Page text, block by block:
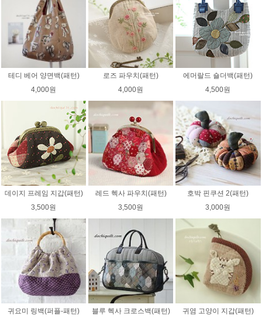
테디 베어 양면백(패턴)
4,000원
로즈 파우치(패턴)
4,000원
에머랄드 숄더백(패턴)
4,500원
데이지 프레임 지갑(패턴)
3,500원
레드 헥사 파우치(패턴)
3,500원
호박 핀쿠션 2(패턴)
3,000원
귀요미 링백(퍼플-패턴)
블루 헥사 크로스백(패턴)
귀염 고양이 지갑(패턴)